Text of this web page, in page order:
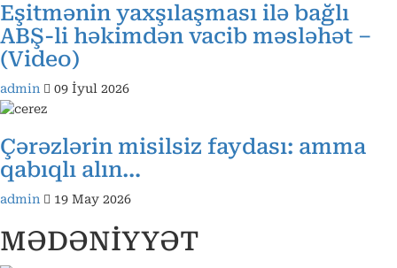
Eşitmənin yaxşılaşması ilə bağlı
ABŞ-li həkimdən vacib məsləhət –
(Video)
admin 09 İyul 2026
Çərəzlərin misilsiz faydası: amma
qabıqlı alın…
admin 19 May 2026
MƏDƏNİYYƏT